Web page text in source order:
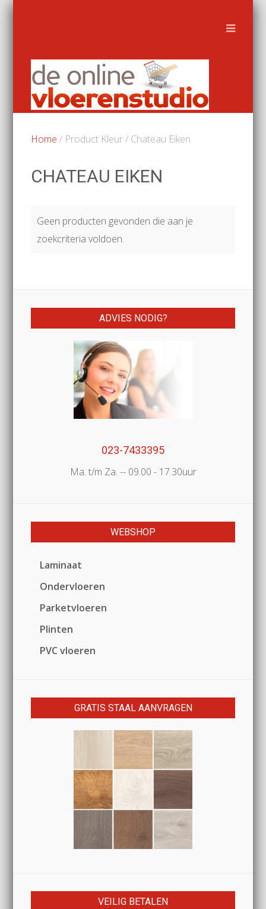
Home / Product Kleur / Chateau Eiken
CHATEAU EIKEN
Geen producten gevonden die aan je
zoekcriteria voldoen.
ADVIES NODIG?
023-7433395
Ma. t/m Za. -- 09.00 - 17.30uur
WEBSHOP
Laminaat
Ondervloeren
Parketvloeren
Plinten
PVC vloeren
GRATIS STAAL AANVRAGEN
VEILIG BETALEN